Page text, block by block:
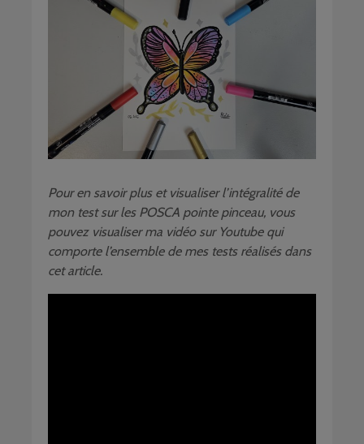
Pour en savoir plus et visualiser l’intégralité de
mon test sur les POSCA pointe pinceau, vous
pouvez visualiser ma vidéo sur Youtube qui
comporte l’ensemble de mes tests réalisés dans
cet article.